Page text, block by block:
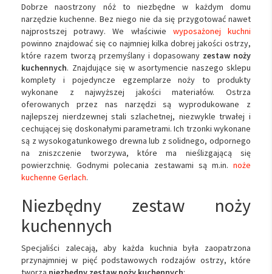
Dobrze naostrzony nóż to niezbędne w każdym domu
narzędzie kuchenne. Bez niego nie da się przygotować nawet
najprostszej potrawy. We właściwie wyposażonej kuchni
powinno znajdować się co najmniej kilka dobrej jakości ostrzy,
które razem tworzą przemyślany i dopasowany zestaw noży
kuchennych. Znajdujące się w asortymencie naszego sklepu
komplety i pojedyncze egzemplarze noży to produkty
wykonane z najwyższej jakości materiałów. Ostrza
oferowanych przez nas narzędzi są wyprodukowane z
najlepszej nierdzewnej stali szlachetnej, niezwykle trwałej i
cechującej się doskonałymi parametrami. Ich trzonki wykonane
są z wysokogatunkowego drewna lub z solidnego, odpornego
na zniszczenie tworzywa, które ma nieślizgającą się
powierzchnię. Godnymi polecania zestawami są m.in. noże
kuchenne Gerlach.
Niezbędny zestaw noży
kuchennych
Specjaliści zalecają, aby każda kuchnia była zaopatrzona
przynajmniej w pięć podstawowych rodzajów ostrzy, które